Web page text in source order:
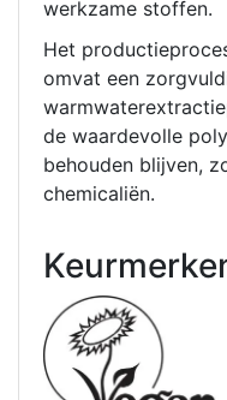
werkzame stoffen.
Het
omvat een
de waardevolle
behouden blijven,
chemicaliën.